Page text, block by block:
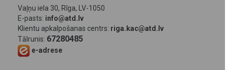
Vaļņu iela 30, Rīga, LV-1050
E-pasts: info@atd.lv
Klientu apkalpošanas centrs: riga.kac@atd.lv
Tālrunis: 67280485
e-adrese